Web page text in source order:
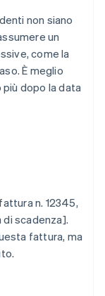
non siano
un
come la
È meglio
dopo la data
n. 12345,
di scadenza].
fattura, ma